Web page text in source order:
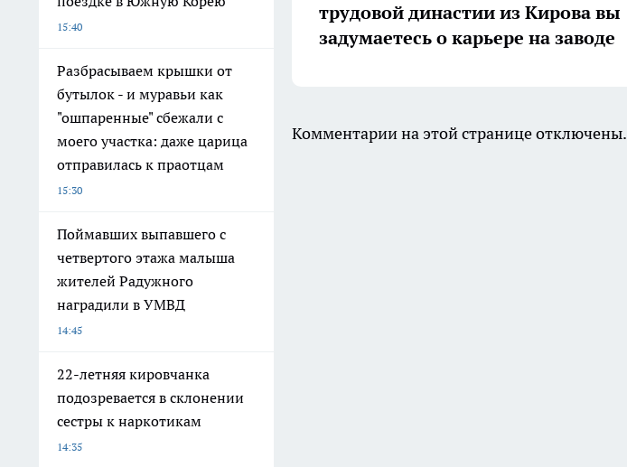
15:40
Разбрасываем крышки от
бутылок - и муравьи как
"ошпаренные" сбежали с
моего участка: даже царица
отправилась к праотцам
15:30
Поймавших выпавшего с
четвертого этажа малыша
жителей Радужного
наградили в УМВД
14:45
22-летняя кировчанка
подозревается в склонении
сестры к наркотикам
14:35
трудовой династии из Кирова вы
задумаетесь о карьере на заводе
Комментарии на этой странице отключены.